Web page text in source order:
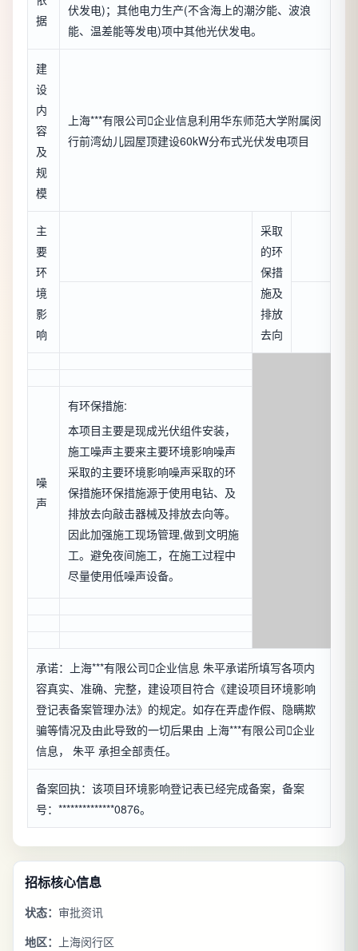
据
伏发电)；其他电力生产(不含海上的潮汐能、波浪
能、温差能等发电)项中其他光伏发电。
建
设
内
容
及
规
模
上海***有限公司企业信息利用华东师范大学附属闵
行前湾幼儿园屋顶建设60kW分布式光伏发电项目
主
要
环
境
影
响
采取
的环
保措
施及
排放
去向
噪
声
有环保措施:
本项目主要是现成光伏组件安装，
施工噪声主要来主要环境影响噪声
采取的主要环境影响噪声采取的环
保措施环保措施源于使用电钻、及
排放去向敲击器械及排放去向等。
因此加强施工现场管理,做到文明施
工。避免夜间施工，在施工过程中
尽量使用低噪声设备。
承诺：上海***有限公司企业信息 朱平承诺所填写各项内
容真实、准确、完整，建设项目符合《建设项目环境影响
登记表备案管理办法》的规定。如存在弄虚作假、隐瞒欺
骗等情况及由此导致的一切后果由 上海***有限公司企业
信息， 朱平 承担全部责任。
备案回执：该项目环境影响登记表已经完成备案，备案
号：**************0876。
招标核心信息
状态： 审批资讯
地区：
上海闵行区